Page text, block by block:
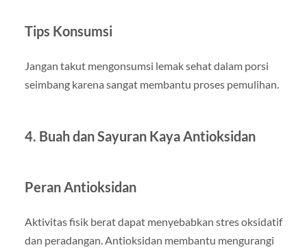
Tips Konsumsi
Jangan takut mengonsumsi lemak sehat dalam porsi
seimbang karena sangat membantu proses pemulihan.
4. Buah dan Sayuran Kaya Antioksidan
Peran Antioksidan
Aktivitas fisik berat dapat menyebabkan stres oksidatif
dan peradangan. Antioksidan membantu mengurangi